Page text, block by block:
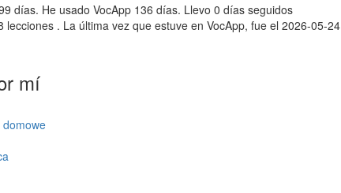
días. He usado VocApp 136 días. Llevo 0 días seguidos
. La última vez que estuve en VocApp, fue el 2026-05-24
mí